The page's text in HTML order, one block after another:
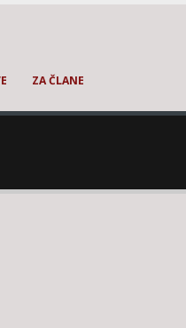
ZA ČLANE